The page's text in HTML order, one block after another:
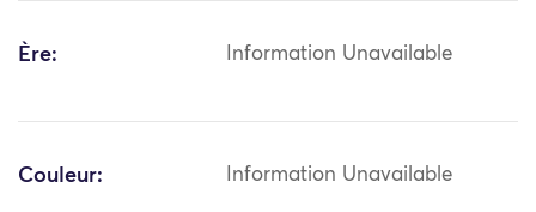
Ère: Information Unavailable
Couleur: Information Unavailable